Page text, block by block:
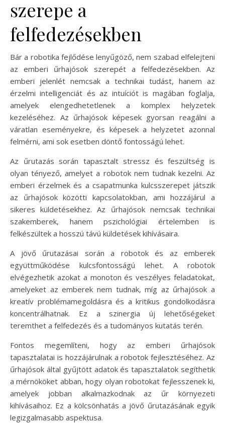
szerepe a
felfedezésekben
Bár a robotika fejlődése lenyűgöző, nem szabad elfelejteni
az emberi űrhajósok szerepét a felfedezésekben. Az
emberi jelenlét nemcsak a technikai tudást, hanem az
érzelmi intelligenciát és az intuíciót is magában foglalja,
amelyek elengedhetetlenek a komplex helyzetek
kezeléséhez. Az űrhajósok képesek gyorsan reagálni a
váratlan eseményekre, és képesek a helyzetet azonnal
felmérni, ami sok esetben döntő fontosságú lehet.
Az űrutazás során tapasztalt stressz és feszültség is
olyan tényező, amelyet a robotok nem tudnak kezelni. Az
emberi érzelmek és a csapatmunka kulcsszerepet játszik
az űrhajósok közötti kapcsolatokban, ami hozzájárul a
sikeres küldetésekhez. Az űrhajósok nemcsak technikai
szakemberek, hanem pszichológiai értelemben is
felkészültek a hosszú távú küldetések kihívásaira.
A jövő űrutazásai során a robotok és az emberek
együttműködése kulcsfontosságú lehet. A robotok
elvégezhetik azokat a monoton és veszélyes feladatokat,
amelyeket az emberek nem tudnak, míg az űrhajósok a
kreatív problémamegoldásra és a kritikus gondolkodásra
koncentrálhatnak. Ez a szinergia új lehetőségeket
teremthet a felfedezés és a tudományos kutatás terén.
Fontos megemlíteni, hogy az emberi űrhajósok
tapasztalatai is hozzájárulnak a robotok fejlesztéséhez. Az
űrhajósok által gyűjtött adatok és tapasztalatok segíthetik
a mérnököket abban, hogy olyan robotokat fejlesszenek ki,
amelyek jobban alkalmazkodnak az űr környezeti
kihívásaihoz. Ez a kölcsönhatás a jövő űrutazásának egyik
legizgalmasabb aspektusa.